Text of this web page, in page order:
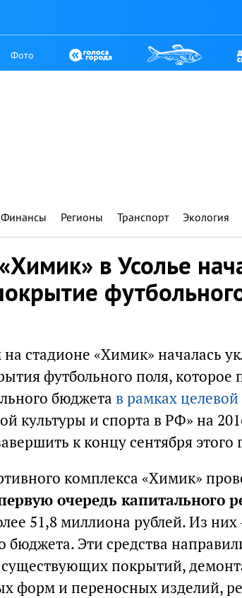
Фото
Финансы Регионы Транспорт Экология
в Усолье
стадионе «Химик» началась
футбольного поля, которое
бюджета в рамках
культуры и спорта в РФ» на
к концу сентября этого
комплекса «Химик»
очередь капитального
51,8 миллиона рублей. Из
бюджета. Эти средства
существующих покрытий,
форм и переносных изделий,